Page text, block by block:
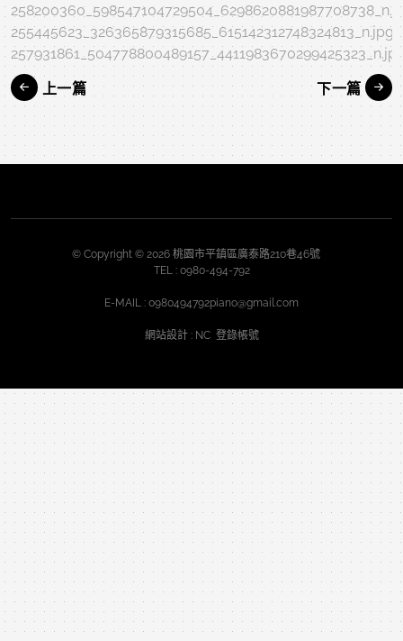
255445623_326365879315685_615142312748324813_n.jpg
上一篇 下一篇
© Copyright © 2026 桃園市平鎮區廣泰路210巷46號
TEL : 0980-494-792
E-MAIL : 0980494792piano@gmail.com
網站設計: NC 登錄帳號